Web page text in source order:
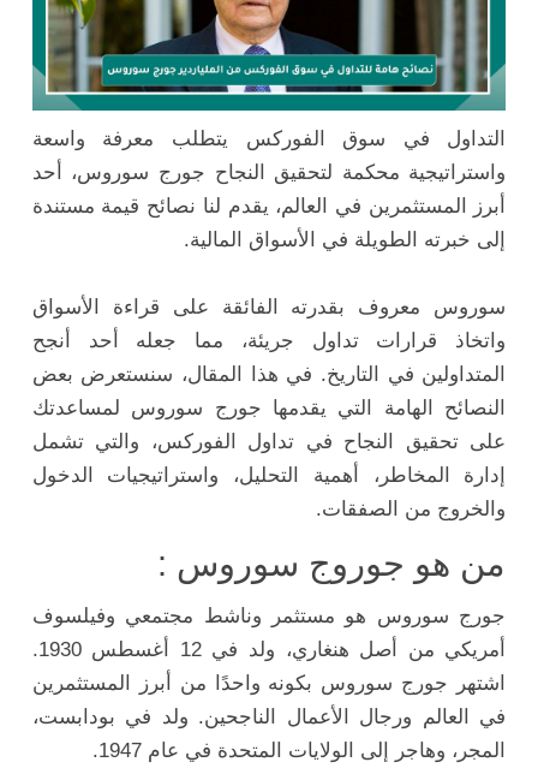
التداول في سوق الفوركس يتطلب معرفة واسعة
واستراتيجية محكمة لتحقيق النجاح جورج سوروس، أحد
أبرز المستثمرين في العالم، يقدم لنا نصائح قيمة مستندة
إلى خبرته الطويلة في الأسواق المالية.
سوروس معروف بقدرته الفائقة على قراءة الأسواق
واتخاذ قرارات تداول جريئة، مما جعله أحد أنجح
المتداولين في التاريخ. في هذا المقال، سنستعرض بعض
النصائح الهامة التي يقدمها جورج سوروس لمساعدتك
على تحقيق النجاح في تداول الفوركس، والتي تشمل
إدارة المخاطر، أهمية التحليل، واستراتيجيات الدخول
والخروج من الصفقات.
من هو جوروج سوروس :
جورج سوروس هو مستثمر وناشط مجتمعي وفيلسوف
أمريكي من أصل هنغاري، ولد في 12 أغسطس 1930.
اشتهر جورج سوروس بكونه واحدًا من أبرز المستثمرين
في العالم ورجال الأعمال الناجحين. ولد في بودابست،
المجر، وهاجر إلى الولايات المتحدة في عام 1947.